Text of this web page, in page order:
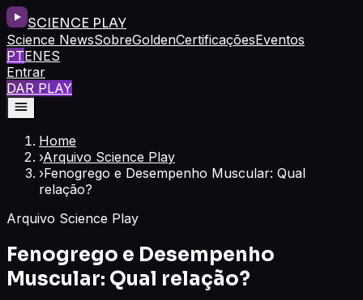
SCIENCE PLAY
Science NewsSobreGoldenCertificaçõesEventos
PTENES
Entrar
DAR PLAY
Home
›Arquivo Science Play
›Fenogrego e Desempenho Muscular: Qual
relação?
Arquivo Science Play
Fenogrego e Desempenho
Muscular: Qual relação?